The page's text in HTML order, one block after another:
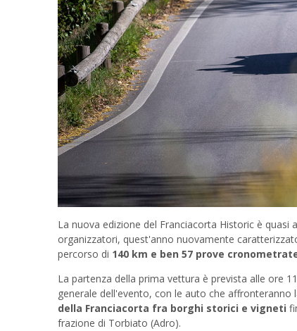
La nuova edizione del Franciacorta Historic è
organizzatori, quest'anno nuovamente
percorso di 140 km e ben 57 prove
La partenza della prima vettura è prevista alle ore
generale dell'evento, con le auto che
della Franciacorta fra borghi storici e vigneti
frazione di Torbiato (Adro).